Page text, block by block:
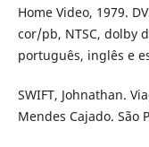
Home Video, 1979.
cor/pb, NTSC, dolby
português, inglês e
SWIFT, Johnathan.
Mendes Cajado. São